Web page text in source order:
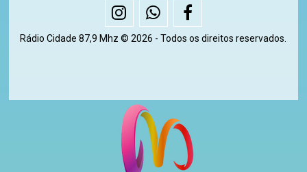
Rádio Cidade 87,9 Mhz © 2026 - Todos os direitos reservados.